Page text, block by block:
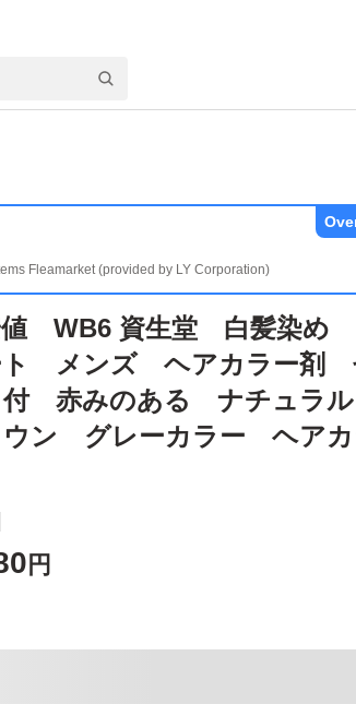
Fleamarket (provided by LY Corporation)
値 WB6 資生堂 白髪染め
ト メンズ ヘアカラー剤
付 赤みのある ナチュラ
ウン グレーカラー ヘアカ
円